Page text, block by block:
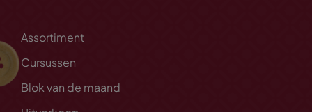
Assortiment
Cursussen
Blok van de maand